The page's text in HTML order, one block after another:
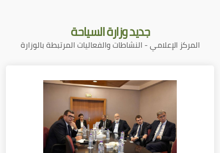
جديدوزارة السياحة
المركز الإعلامي - النشاطات والفعاليات المرتبطة بالوزارة